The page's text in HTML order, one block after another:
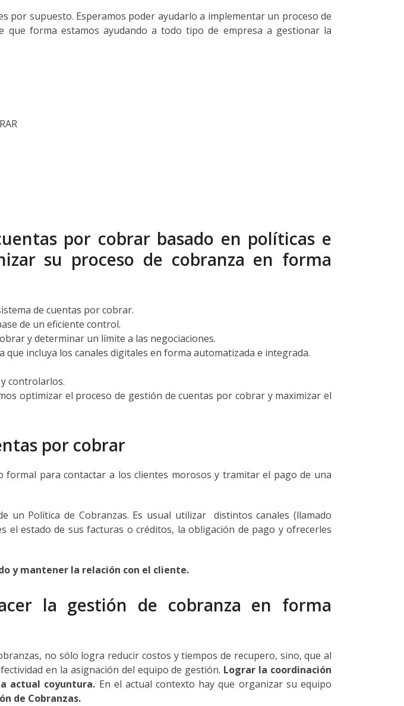
por supuesto. Esperamos poder ayudarlo a implementar un proceso de
forma estamos ayudando a todo tipo de empresa a gestionar la
por cobrar basado en políticas e
su proceso de cobranza en forma
de cuentas por cobrar.
de un eficiente control.
y determinar un límite a las negociaciones.
incluya los canales digitales en forma automatizada e integrada.
controlarlos.
optimizar el proceso de gestión de cuentas por cobrar y maximizar el
por cobrar
para contactar a los clientes morosos y tramitar el pago de una
un Política de Cobranzas. Es usual utilizar distintos canales (llamado
estado de sus facturas o créditos, la obligación de pago y ofrecerles
y mantener la relación con el cliente.
la gestión de cobranza en forma
no sólo logra reducir costos y tiempos de recupero, sino, que al
en la asignación del equipo de gestión. Lograr la coordinación
actual coyuntura. En el actual contexto hay que organizar su equipo
de Cobranzas.